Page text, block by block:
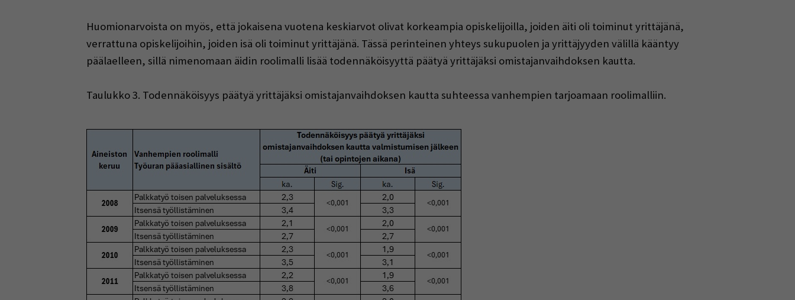
Huomionarvoista on myös, että jokaisena vuotena keskiarvot olivat korkeampia opiskelijoilla, joiden äiti oli toiminut yrittäjänä,
verrattuna opiskelijoihin, joiden isä oli toiminut yrittäjänä. Tässä perinteinen yhteys sukupuolen ja yrittäjyyden välillä kääntyy
päälaelleen, sillä nimenomaan äidin roolimalli lisää todennäköisyyttä päätyä yrittäjäksi omistajanvaihdoksen kautta.
Taulukko 3. Todennäköisyys päätyä yrittäjäksi omistajanvaihdoksen kautta suhteessa vanhempien tarjoamaan roolimalliin.